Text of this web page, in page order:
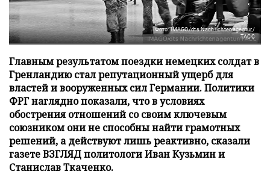
Фото: IMAGO/dts Nachrichtenagentur/
ТАСС
Главным результатом поездки немецких солдат в
Гренландию стал репутационный ущерб для
властей и вооруженных сил Германии. Политики
ФРГ наглядно показали, что в условиях
обострения отношений со своим ключевым
союзником они не способны найти грамотных
решений, а действуют лишь реактивно, сказали
газете ВЗГЛЯД политологи Иван Кузьмин и
Станислав Ткаченко.